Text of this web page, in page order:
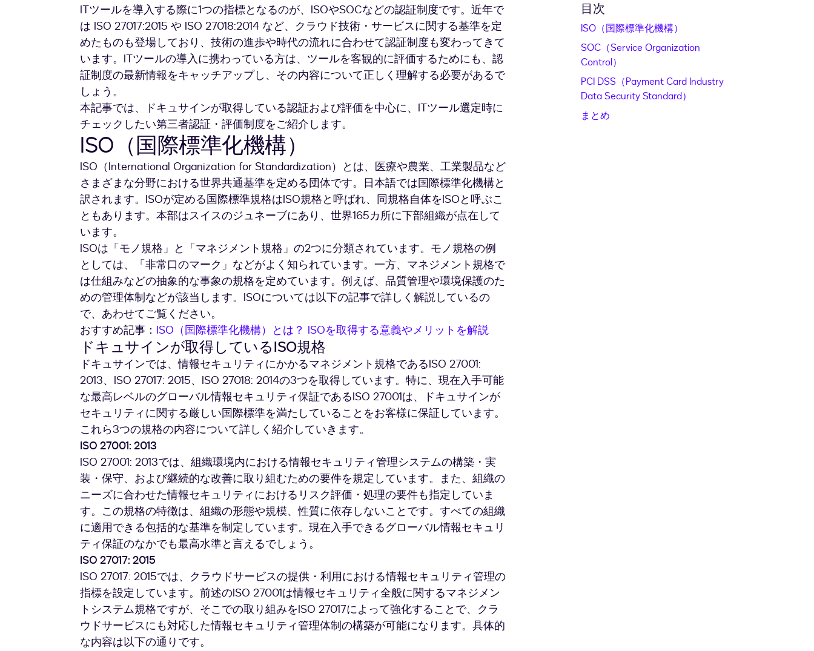
ITツールを導入する際に1つの指標となるのが、ISOやSOCなどの認証制度です。近年で
は ISO 27017:2015 や ISO 27018:2014 など、クラウド技術・サービスに関する基準を定
めたものも登場しており、技術の進歩や時代の流れに合わせて認証制度も変わってきて
います。ITツールの導入に携わっている方は、ツールを客観的に評価するためにも、認
証制度の最新情報をキャッチアップし、その内容について正しく理解する必要があるで
しょう。
本記事では、ドキュサインが取得している認証および評価を中心に、ITツール選定時に
チェックしたい第三者認証・評価制度をご紹介します。
ISO（国際標準化機構）
ISO（International Organization for Standardization）とは、医療や農業、工業製品など
さまざまな分野における世界共通基準を定める団体です。日本語では国際標準化機構と
訳されます。ISOが定める国際標準規格はISO規格と呼ばれ、同規格自体をISOと呼ぶこ
ともあります。本部はスイスのジュネーブにあり、世界165カ所に下部組織が点在して
います。
ISOは「モノ規格」と「マネジメント規格」の2つに分類されています。モノ規格の例
としては、「非常口のマーク」などがよく知られています。一方、マネジメント規格で
は仕組みなどの抽象的な事象の規格を定めています。例えば、品質管理や環境保護のた
めの管理体制などが該当します。ISOについては以下の記事で詳しく解説しているの
で、あわせてご覧ください。
おすすめ記事： ISO（国際標準化機構）とは？ ISOを取得する意義やメリットを解説
ドキュサインが取得しているISO規格
ドキュサインでは、情報セキュリティにかかるマネジメント規格であるISO 27001:
2013、ISO 27017: 2015、ISO 27018: 2014の3つを取得しています。特に、現在入手可能
な最高レベルのグローバル情報セキュリティ保証であるISO 27001は、ドキュサインが
セキュリティに関する厳しい国際標準を満たしていることをお客様に保証しています。
これら3つの規格の内容について詳しく紹介していきます。
ISO 27001: 2013
ISO 27001: 2013では、組織環境内における情報セキュリティ管理システムの構築・実
装・保守、および継続的な改善に取り組むための要件を規定しています。また、組織の
ニーズに合わせた情報セキュリティにおけるリスク評価・処理の要件も指定していま
す。この規格の特徴は、組織の形態や規模、性質に依存しないことです。すべての組織
に適用できる包括的な基準を制定しています。現在入手できるグローバル情報セキュリ
ティ保証のなかでも最高水準と言えるでしょう。
ISO 27017: 2015
ISO 27017: 2015では、クラウドサービスの提供・利用における情報セキュリティ管理の
指標を設定しています。前述のISO 27001は情報セキュリティ全般に関するマネジメン
トシステム規格ですが、そこでの取り組みをISO 27017によって強化することで、クラ
ウドサービスにも対応した情報セキュリティ管理体制の構築が可能になります。具体的
な内容は以下の通りです。
目次
ISO（国際標準化機構）
SOC（Service Organization
Control）
PCI DSS（Payment Card Industry
Data Security Standard）
まとめ